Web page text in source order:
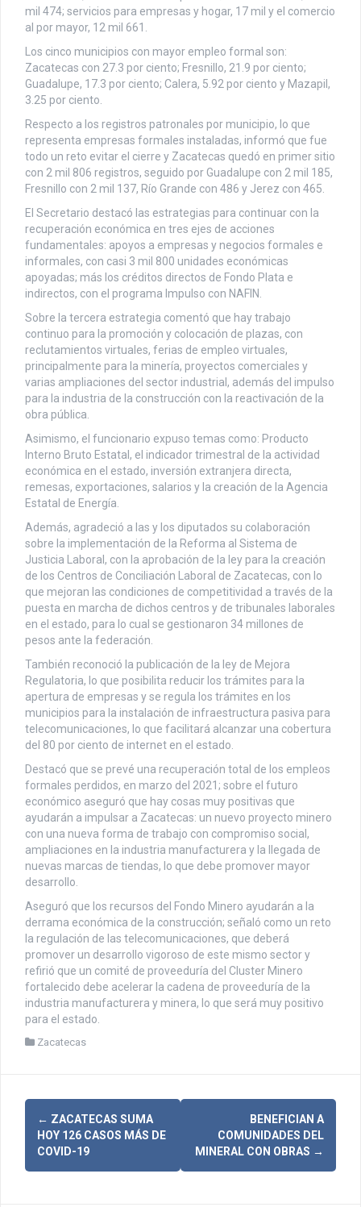
mil 474; servicios para empresas y hogar, 17 mil y el comercio
al por mayor, 12 mil 661.
Los cinco municipios con mayor empleo formal son:
Zacatecas con 27.3 por ciento; Fresnillo, 21.9 por ciento;
Guadalupe, 17.3 por ciento; Calera, 5.92 por ciento y Mazapil,
3.25 por ciento.
Respecto a los registros patronales por municipio, lo que
representa empresas formales instaladas, informó que fue
todo un reto evitar el cierre y Zacatecas quedó en primer sitio
con 2 mil 806 registros, seguido por Guadalupe con 2 mil 185,
Fresnillo con 2 mil 137, Río Grande con 486 y Jerez con 465.
El Secretario destacó las estrategias para continuar con la
recuperación económica en tres ejes de acciones
fundamentales: apoyos a empresas y negocios formales e
informales, con casi 3 mil 800 unidades económicas
apoyadas; más los créditos directos de Fondo Plata e
indirectos, con el programa Impulso con NAFIN.
Sobre la tercera estrategia comentó que hay trabajo
continuo para la promoción y colocación de plazas, con
reclutamientos virtuales, ferias de empleo virtuales,
principalmente para la minería, proyectos comerciales y
varias ampliaciones del sector industrial, además del impulso
para la industria de la construcción con la reactivación de la
obra pública.
Asimismo, el funcionario expuso temas como: Producto
Interno Bruto Estatal, el indicador trimestral de la actividad
económica en el estado, inversión extranjera directa,
remesas, exportaciones, salarios y la creación de la Agencia
Estatal de Energía.
Además, agradeció a las y los diputados su colaboración
sobre la implementación de la Reforma al Sistema de
Justicia Laboral, con la aprobación de la ley para la creación
de los Centros de Conciliación Laboral de Zacatecas, con lo
que mejoran las condiciones de competitividad a través de la
puesta en marcha de dichos centros y de tribunales laborales
en el estado, para lo cual se gestionaron 34 millones de
pesos ante la federación.
También reconoció la publicación de la ley de Mejora
Regulatoria, lo que posibilita reducir los trámites para la
apertura de empresas y se regula los trámites en los
municipios para la instalación de infraestructura pasiva para
telecomunicaciones, lo que facilitará alcanzar una cobertura
del 80 por ciento de internet en el estado.
Destacó que se prevé una recuperación total de los empleos
formales perdidos, en marzo del 2021; sobre el futuro
económico aseguró que hay cosas muy positivas que
ayudarán a impulsar a Zacatecas: un nuevo proyecto minero
con una nueva forma de trabajo con compromiso social,
ampliaciones en la industria manufacturera y la llegada de
nuevas marcas de tiendas, lo que debe promover mayor
desarrollo.
Aseguró que los recursos del Fondo Minero ayudarán a la
derrama económica de la construcción; señaló como un reto
la regulación de las telecomunicaciones, que deberá
promover un desarrollo vigoroso de este mismo sector y
refirió que un comité de proveeduría del Cluster Minero
fortalecido debe acelerar la cadena de proveeduría de la
industria manufacturera y minera, lo que será muy positivo
para el estado.
Zacatecas
N← ZACATECAS SUMA
HOY 126 CASOS MÁS DE
COVID-19
BENEFICIAN A
COMUNIDADES DEL
MINERAL CON OBRAS →